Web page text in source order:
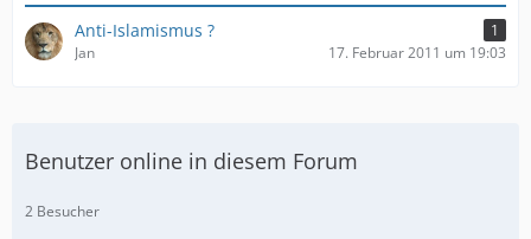
Anti-Islamismus ?
1
Jan
17. Februar 2011 um 19:03
Benutzer online in diesem Forum
2 Besucher